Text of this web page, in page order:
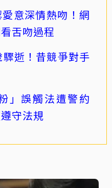
意深情熱吻！網
舌吻過程
逝！昔競爭對手
」誤觸法遭警約
守法規